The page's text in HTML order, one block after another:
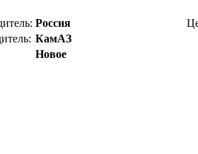
Россия
КамАЗ
Новое